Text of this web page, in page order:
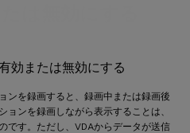
効または無効にする
ンを録画すると、録画中または録画後
ョンを録画しながら表示することは、
です。ただし、VDAからデータが送信